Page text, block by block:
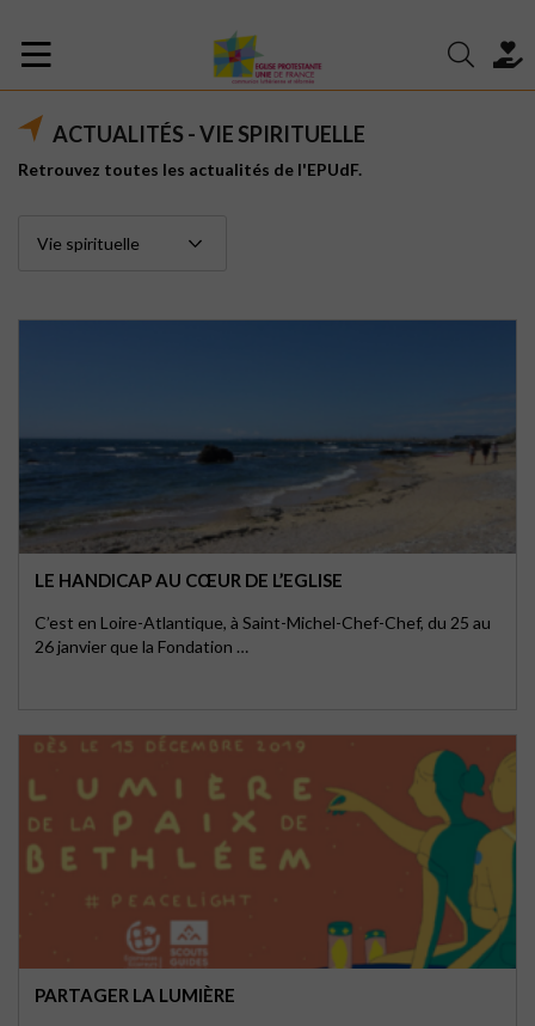
ACTUALITÉS - VIE SPIRITUELLE
Retrouvez toutes les actualités de l'EPUdF.
LE HANDICAP AU CŒUR DE L’EGLISE
C’est en Loire-Atlantique, à Saint-Michel-Chef-Chef, du 25 au
26 janvier que la Fondation …
PARTAGER LA LUMIÈRE